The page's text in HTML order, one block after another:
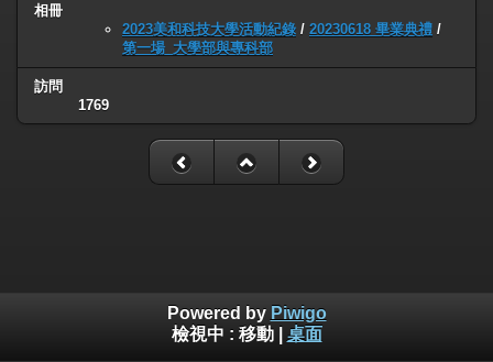
相冊
2023美和科技大學活動紀錄 / 20230618 畢業典禮 /
第一場_大學部與專科部
訪問
1769
Powered by Piwigo
檢視中 : 移動| 桌面